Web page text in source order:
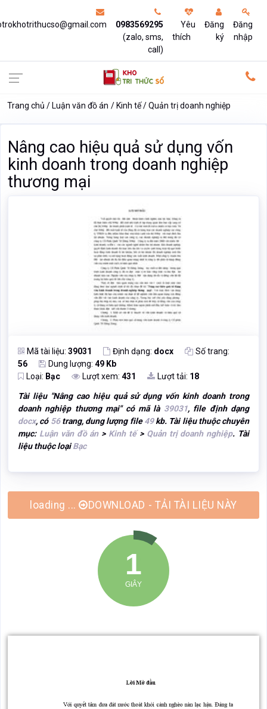
0983569295
(zalo, sms,
call)
Yêu
thích
Đăng
ký
Đăng
nhập
Trang chủ Luận văn đồ án Kinh tế Quản trị doanh nghiệp
Nâng cao hiệu quả sử dụng vốn
kinh doanh trong doanh nghiệp
thương mại
Mã tài liệu: 39031 Định dạng: docx
Số trang:
56
Dung lượng: 49 Kb
Loại: Bạc Lượt xem: 431 Lượt tải: 18
Tài liệu "Nâng cao hiệu quả sử dụng vốn kinh doanh trong
doanh nghiệp thương mại" có mã là 39031, file định dạng
docx, có 56trang, dung lượng file49kb. Tài liệu thuộc chuyên
mục: Luận văn đồ án> Kinh tế> Quản trị doanh nghiệp. Tài
liệu thuộc loạiBạc
DOWNLOAD - TẢI TÀI LIỆU NÀY